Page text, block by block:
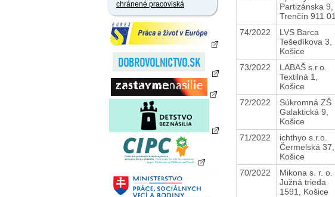
chránené pracoviská
Partizánska 9,
Trenčín 911 01
74/2022
LVS Barca
Tešedíkova 3,
Košice
73/2022
LABAŠ s.r.o.
Textilná 1,
Košice
72/2022
Súkromná ZŠ
Galaktická 9,
Košice
71/2022
ichthyo s.r.o.
Čermelská 37,
Košice
70/2022
Mikona s. r. o.
Južná trieda
1591, Košice